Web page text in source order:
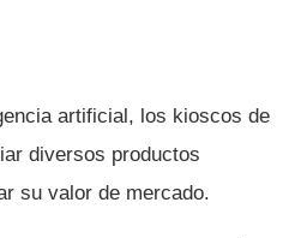
artificial, los kioscos de
diversos productos
su valor de mercado.